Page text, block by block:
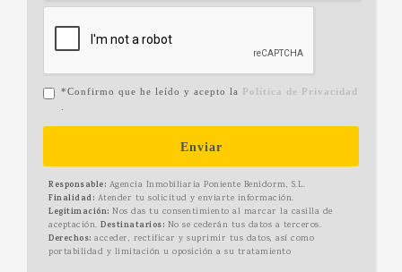
*Confirmo que he leído y acepto la Política de Privacidad
Enviar
Responsable: Agencia Inmobiliaria Poniente Benidorm, S.L.
Finalidad: Atender tu solicitud y enviarte información.
Legitimación: Nos das tu consentimiento al marcar la casilla de
aceptación. Destinatarios: No se cederán tus datos a terceros.
Derechos: acceder, rectificar y suprimir tus datos, así como
portabilidad y limitación u oposición a su tratamiento